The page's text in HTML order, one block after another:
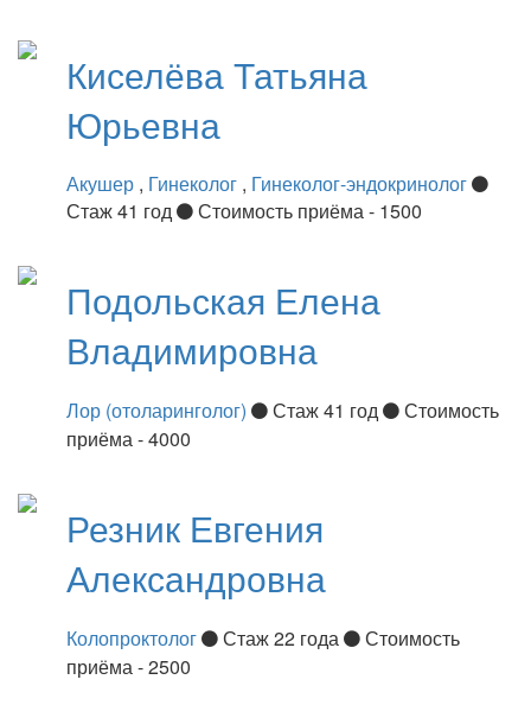
КиселёваТатьяна
Юрьевна
Акушер , Гинеколог , Гинеколог-эндокринолог
Стаж 41 год
Стоимость приёма - 1500
Подольская Елена
Владимировна
Лор (отоларинголог) Стаж 41 год
Стоимость
приёма - 4000
Резник Евгения
Александровна
Колопроктолог Стаж 22 года
Стоимость
приёма - 2500